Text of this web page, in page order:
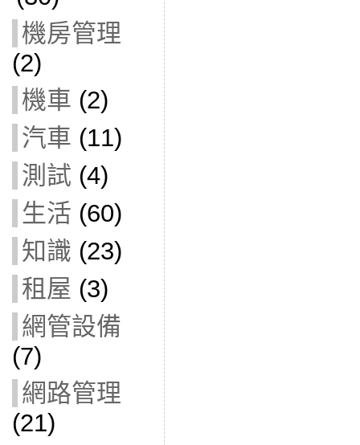
機房管理
(2)
機車 (2)
汽車 (11)
測試 (4)
生活 (60)
知識 (23)
租屋 (3)
網管設備
(7)
網路管理
(21)